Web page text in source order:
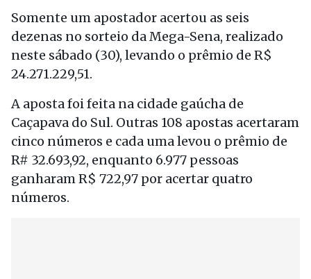
Somente um apostador acertou as seis
dezenas no sorteio da Mega-Sena, realizado
neste sábado (30), levando o prêmio de R$
24.271.229,51.
A aposta foi feita na cidade gaúcha de
Caçapava do Sul. Outras 108 apostas acertaram
cinco números e cada uma levou o prêmio de
R# 32.693,92, enquanto 6.977 pessoas
ganharam R$ 722,97 por acertar quatro
números.